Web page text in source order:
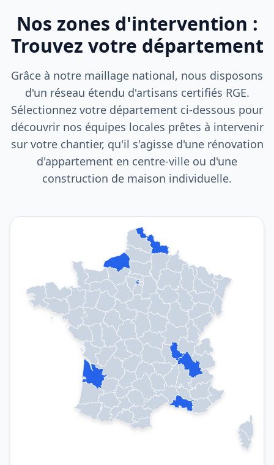
Nos zones d'intervention :
Trouvez votre département
Grâce à notre maillage national, nous disposons
d'un réseau étendu d'artisans certifiés RGE.
Sélectionnez votre département ci-dessous pour
découvrir nos équipes locales prêtes à intervenir
sur votre chantier, qu'il s'agisse d'une rénovation
d'appartement en centre-ville ou d'une
construction de maison individuelle.